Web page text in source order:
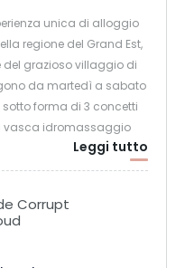
unica di alloggio
regione del Grand Est,
del grazioso villaggio di
da martedì a sabato
forma di 3 concetti
vasca idromassaggio
in una sfera trasparente.
trasparente; - Dormire
lusso in una casa
Leggi tutto
Corrupt